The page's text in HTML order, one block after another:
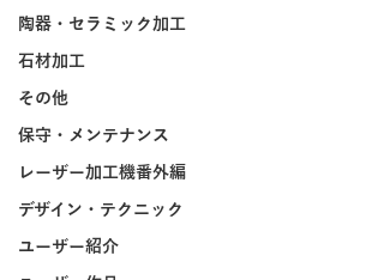
陶器・セラミック加工
石材加工
その他
保守・メンテナンス
レーザー加工機番外編
デザイン・テクニック
ユーザー紹介